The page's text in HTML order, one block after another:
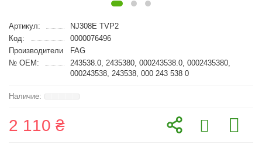
Артикул:
NJ308E TVP2
Код:
0000076496
Производители
FAG
№ OEM:
243538.0, 2435380, 000243538.0, 0002435380,
000243538, 243538, 000 243 538 0
2 110 ₴